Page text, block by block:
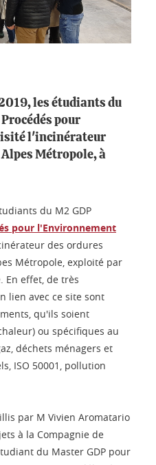
les étudiants du
pour
l'incinérateur
Alpes Métropole, à
du M2 GDP
pour l'Environnement
des ordures
Métropole, exploité par
En effet, de très
lien avec ce site sont
qu'ils soient
ou spécifiques au
déchets ménagers et
ISO 50001, pollution
par M Vivien Aromatario
à la Compagnie de
du Master GDP pour